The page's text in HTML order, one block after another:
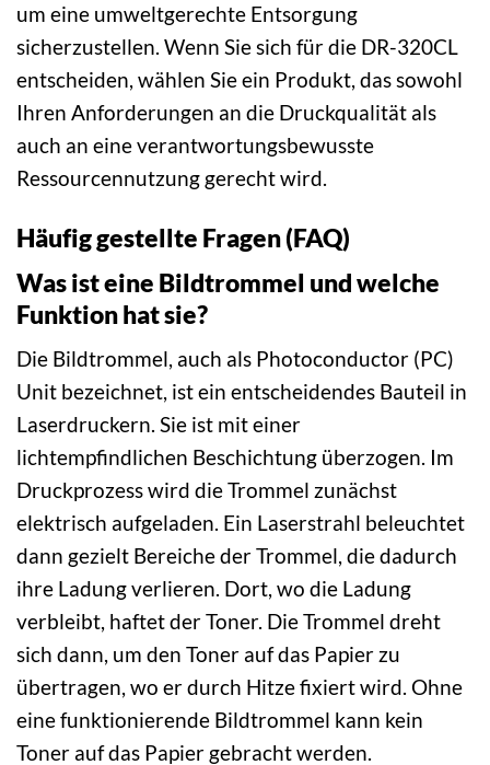
um eine umweltgerechte Entsorgung
sicherzustellen. Wenn Sie sich für die DR-320CL
entscheiden, wählen Sie ein Produkt, das sowohl
Ihren Anforderungen an die Druckqualität als
auch an eine verantwortungsbewusste
Ressourcennutzung gerecht wird.
Häufig gestellte Fragen (FAQ)
Was ist eine Bildtrommel und welche
Funktion hat sie?
Die Bildtrommel, auch als Photoconductor (PC)
Unit bezeichnet, ist ein entscheidendes Bauteil in
Laserdruckern. Sie ist mit einer
lichtempfindlichen Beschichtung überzogen. Im
Druckprozess wird die Trommel zunächst
elektrisch aufgeladen. Ein Laserstrahl beleuchtet
dann gezielt Bereiche der Trommel, die dadurch
ihre Ladung verlieren. Dort, wo die Ladung
verbleibt, haftet der Toner. Die Trommel dreht
sich dann, um den Toner auf das Papier zu
übertragen, wo er durch Hitze fixiert wird. Ohne
eine funktionierende Bildtrommel kann kein
Toner auf das Papier gebracht werden.